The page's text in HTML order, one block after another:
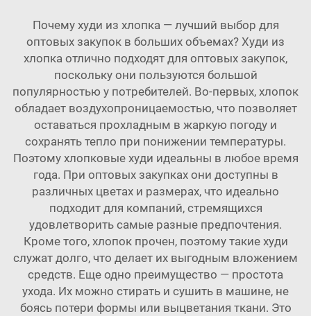
Почему худи из хлопка — лучший выбор для
оптовых закупок в больших объемах? Худи из
хлопка отлично подходят для оптовых закупок,
поскольку они пользуются большой
популярностью у потребителей. Во-первых, хлопок
обладает воздухопроницаемостью, что позволяет
оставаться прохладным в жаркую погоду и
сохранять тепло при понижении температуры.
Поэтому хлопковые худи идеальны в любое время
года. При оптовых закупках они доступны в
различных цветах и размерах, что идеально
подходит для компаний, стремящихся
удовлетворить самые разные предпочтения.
Кроме того, хлопок прочен, поэтому такие худи
служат долго, что делает их выгодным вложением
средств. Еще одно преимущество — простота
ухода. Их можно стирать и сушить в машине, не
боясь потери формы или выцветания ткани. Это